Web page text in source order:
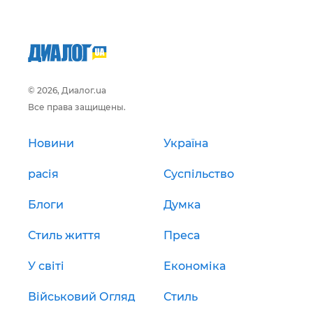
© 2026, Диалог.ua
Все права защищены.
Новини Україна
расія Суспільство
Блоги Думка
Стиль життя Преса
У світі Економіка
Військовий Огляд Стиль